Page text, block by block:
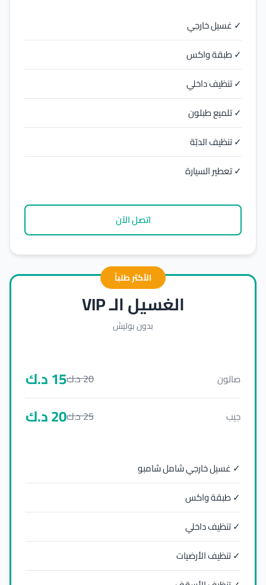
✓ غسيل خارجي
✓ طبقة واكس
✓ تنظيف داخلي
✓ تلميع طبلون
✓ تنظيف الدبّة
✓ تعطير السيارة
اتصل الآن
الأكثر طلباً
الغسيل الـ VIP
بدون بوليش
صالون 20د.ك15د.ك
جيب 25د.ك20د.ك
✓ غسيل خارجي شامل شامبو
✓ طبقة واكس
✓ تنظيف داخلي
✓ تنظيف الأرضيات